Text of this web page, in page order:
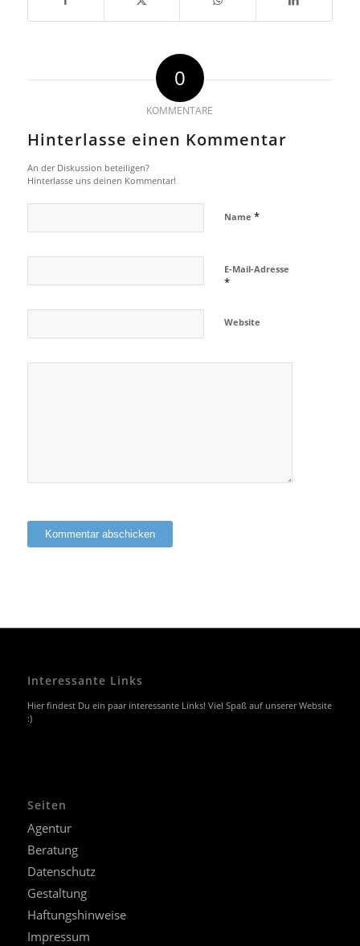
0
KOMMENTARE
Hinterlasse einen Kommentar
An der Diskussion beteiligen?
Hinterlasse uns deinen Kommentar!
Name *
E-Mail-Adresse
*
Website
Interessante Links
Hier findest Du ein paar interessante Links! Viel Spaß auf unserer Website
:)
Seiten
Agentur
Beratung
Datenschutz
Gestaltung
Haftungshinweise
Impressum